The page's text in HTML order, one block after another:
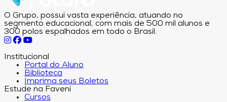
O Grupo, possui vasta experiência, atuando no
segmento educacional, com mais de 500 mil alunos e
300 polos espalhados em todo o Brasil.
Institucional
Portal do Aluno
Biblioteca
Imprima seus Boletos
Estude na Faveni
Cursos